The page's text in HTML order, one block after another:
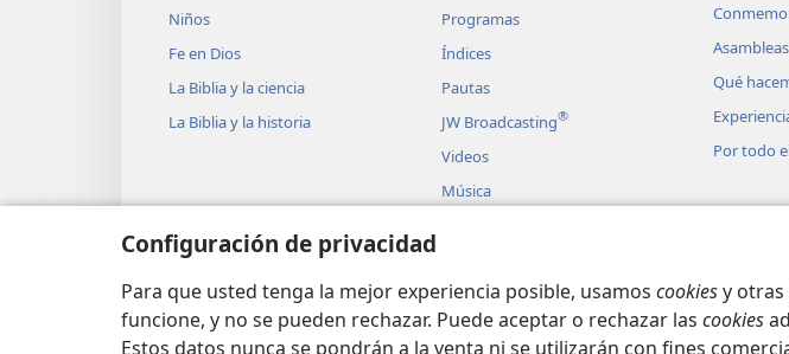
Configuración de privacidad
Para que usted tenga la mejor experiencia posible, usamos cookiesy otras
funcione, y no se pueden rechazar. Puede aceptar o rechazar las cookies
Estos datos nunca se pondrán a la venta ni se utilizarán con fines
Niños
Fe en Dios
La Biblia y la ciencia
La Biblia y la historia
Programas
Índices
Pautas
JW Broadcasting®
Videos
Música
Biblia
Qué
Por todo